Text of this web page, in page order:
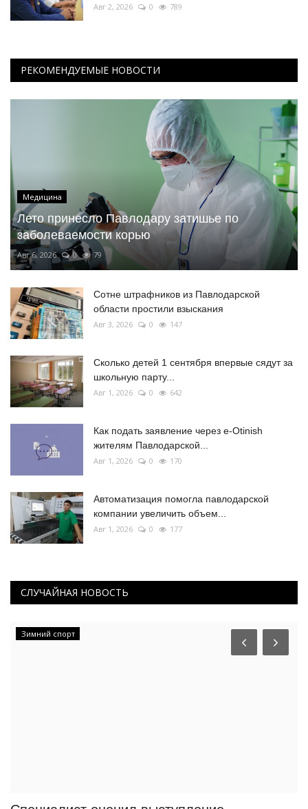
Авг 2, 2026 0 789
РЕКОМЕНДУЕМЫЕ НОВОСТИ
Медицина
Лето принесло Павлодару затишье по
заболеваемости корью
Авг 6, 2026 0 79
Сотне штрафников из Павлодарской
области простили взыскания
Авг 3, 2026 0 147
Сколько детей 1 сентября впервые сядут за
школьную парту...
Авг 1, 2026 0 642
Как подать заявление через e-Otinish
жителям Павлодарской...
Авг 1, 2026 0 170
Автоматизация помогла павлодарской
компании увеличить объем...
Авг 1, 2026 0 177
СЛУЧАЙНАЯ НОВОСТЬ
Зимний спорт